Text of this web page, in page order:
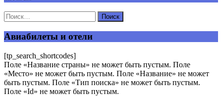
Ваш адрес email не будет опубликован.
Авиабилеты и отели
[tp_search_shortcodes]
Поле «Название страны» не может быть пустым. Поле
«Место» не может быть пустым. Поле «Название» не может
быть пустым. Поле «Тип поиска» не может быть пустым.
Поле «Id» не может быть пустым.